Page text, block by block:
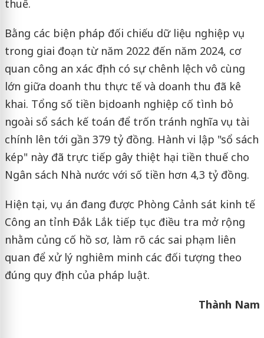
thuế.
Bằng các biện pháp đối chiếu dữ liệu nghiệp vụ
trong giai đoạn từ năm 2022 đến năm 2024, cơ
quan công an xác định có sự chênh lệch vô cùng
lớn giữa doanh thu thực tế và doanh thu đã kê
khai. Tổng số tiền bị doanh nghiệp cố tình bỏ
ngoài sổ sách kế toán để trốn tránh nghĩa vụ tài
chính lên tới gần 379 tỷ đồng. Hành vi lập "sổ sách
kép" này đã trực tiếp gây thiệt hại tiền thuế cho
Ngân sách Nhà nước với số tiền hơn 4,3 tỷ đồng.
Hiện tại, vụ án đang được Phòng Cảnh sát kinh tế
Công an tỉnh Đắk Lắk tiếp tục điều tra mở rộng
nhằm củng cố hồ sơ, làm rõ các sai phạm liên
quan để xử lý nghiêm minh các đối tượng theo
đúng quy định của pháp luật.
Thành Nam